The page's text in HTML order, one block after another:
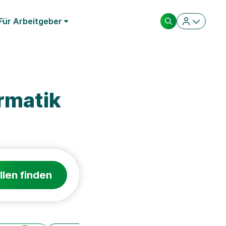
Arbeitgeber
finden